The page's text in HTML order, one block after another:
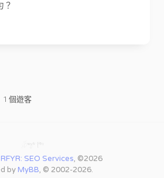
？
1 個遊客
RFYR: SEO Services, ©2026
by MyBB, © 2002-2026.